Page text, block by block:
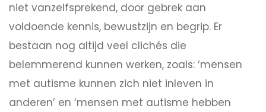
niet vanzelfsprekend, door gebrek aan
voldoende kennis, bewustzijn en begrip. Er
bestaan nog altijd veel clichés die
belemmerend kunnen werken, zoals: ‘mensen
met autisme kunnen zich niet inleven in
anderen’ en ‘mensen met autisme hebben